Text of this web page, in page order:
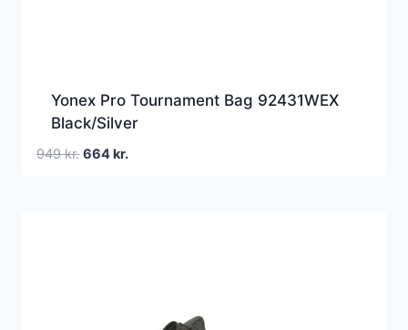
Yonex Pro Tournament Bag 92431WEX
Black/Silver
949kr. Den
664kr.Den